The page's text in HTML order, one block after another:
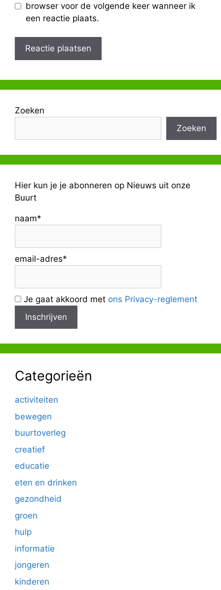
browser voor de volgende keer wanneer ik
een reactie plaats.
Zoeken
Zoeken
Hier kun je je abonneren op Nieuws uit onze
Buurt
naam*
email-adres*
Je gaat akkoord met ons Privacy-reglement
Categorieën
activiteiten
bewegen
buurtoverleg
creatief
educatie
eten en drinken
gezondheid
groen
hulp
informatie
jongeren
kinderen